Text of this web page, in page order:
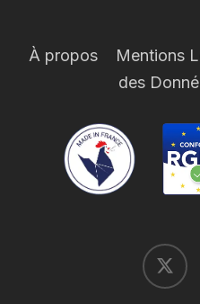
À propos Mentions
des
x-
twitter